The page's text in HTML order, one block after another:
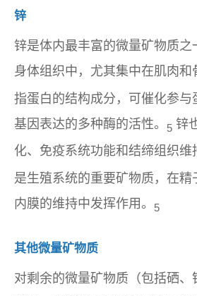
锌
锌是体内最丰富的微量矿物质之
身体组织中，尤其集中在肌肉和
指蛋白的结构成分，可催化参与
基因表达的多种酶的活性。
5 锌
化、免疫系统功能和结缔组织维
是生殖系统的重要矿物质，在精
内膜的维持中发挥作用。
5
其他微量矿物质
对剩余的微量矿物质（包括硒、